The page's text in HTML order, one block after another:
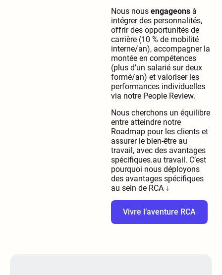
Nous nous engageons à
intégrer des personnalités,
offrir des opportunités de
carrière (10 % de mobilité
interne/an), accompagner la
montée en compétences
(plus d’un salarié sur deux
formé/an) et valoriser les
performances individuelles
via notre People Review.
Nous cherchons un équilibre
entre atteindre notre
Roadmap pour les clients et
assurer le bien-être au
travail, avec des avantages
spécifiques.au travail. C’est
pourquoi nous déployons
des avantages spécifiques
au sein de RCA ↓
Vivre l’aventure RCA